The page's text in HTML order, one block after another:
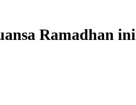
Ramadhan ini